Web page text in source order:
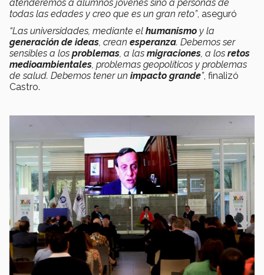
atenderemos a alumnos jóvenes sino a personas de
todas las edades y creo que es un gran reto”, aseguró
“Las universidades, mediante el humanismo y la
generación de ideas, crean esperanza. Debemos ser
sensibles a los problemas, a las migraciones, a los retos
medioambientales, problemas geopolíticos y problemas
de salud. Debemos tener un impacto grande”, finalizó
Castro.